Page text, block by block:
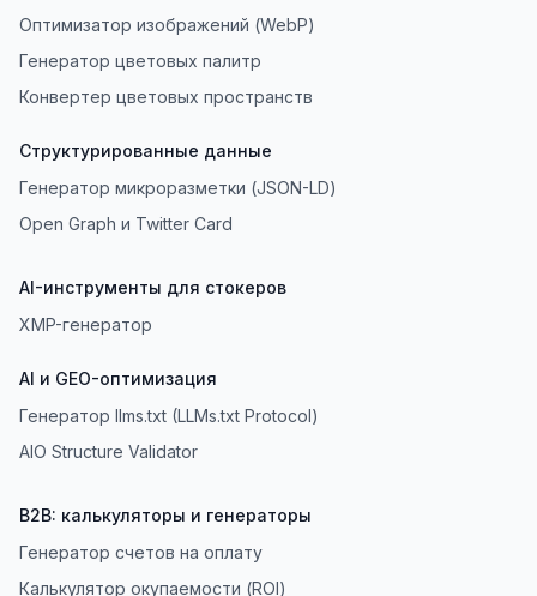
Оптимизатор изображений (WebP)
Генератор цветовых палитр
Конвертер цветовых пространств
Структурированные данные
Генератор микроразметки (JSON-LD)
Open Graph и Twitter Card
AI-инструменты для стокеров
XMP-генератор
AI и GEO-оптимизация
Генератор llms.txt (LLMs.txt Protocol)
AIO Structure Validator
B2B: калькуляторы и генераторы
Генератор счетов на оплату
Калькулятор окупаемости (ROI)